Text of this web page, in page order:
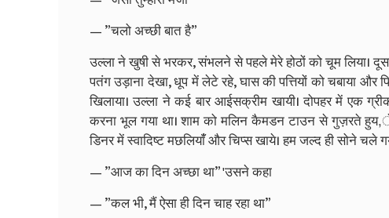
— ”चलो अच्छी बात है”
उल्ला ने खुषी से भरकर, संभलने से पहले मेरे होठों को चूम लिया।
पतंग उड़ाना देखा, धूप में लेटे रहे, घास की पत्तियों को चबाया और
खिलाया। उल्ला ने कई बार आईसक्रीम खायी। दोपहर में एक
करना भूल गया था। शाम को मलिन कैमडन टाउन से गुज़रते हुय,े
डिनर में स्वादिष्ट मछलियांँ और चिप्स खाये। हम जल्द ही सोने
— ”आज का दिन अच्छा था” 'उसने कहा
— ”कल भी, मैं ऐसा ही दिन चाह रहा था”